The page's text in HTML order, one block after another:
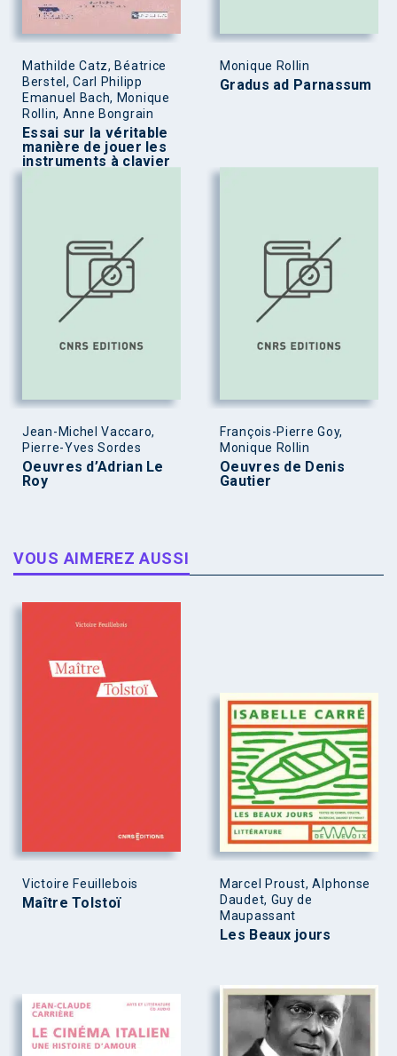
Mathilde Catz, Béatrice
Berstel, Carl Philipp
Emanuel Bach, Monique
Rollin, Anne Bongrain
Essai sur la véritable
manière de jouer les
instruments à clavier
Monique Rollin
Gradus ad Parnassum
Jean-Michel Vaccaro,
Pierre-Yves Sordes
Oeuvres d’Adrian Le
Roy
François-Pierre Goy,
Monique Rollin
Oeuvres de Denis
Gautier
VOUS AIMEREZ AUSSI
Victoire Feuillebois
Maître Tolstoï
Marcel Proust, Alphonse
Daudet, Guy de
Maupassant
Les Beaux jours